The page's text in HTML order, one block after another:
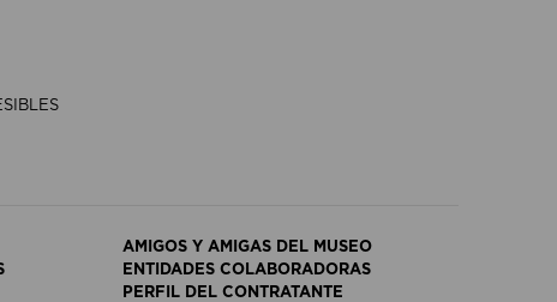
AMIGOS Y AMIGAS DEL MUSEO
ENTIDADES COLABORADORAS
PERFIL DEL CONTRATANTE